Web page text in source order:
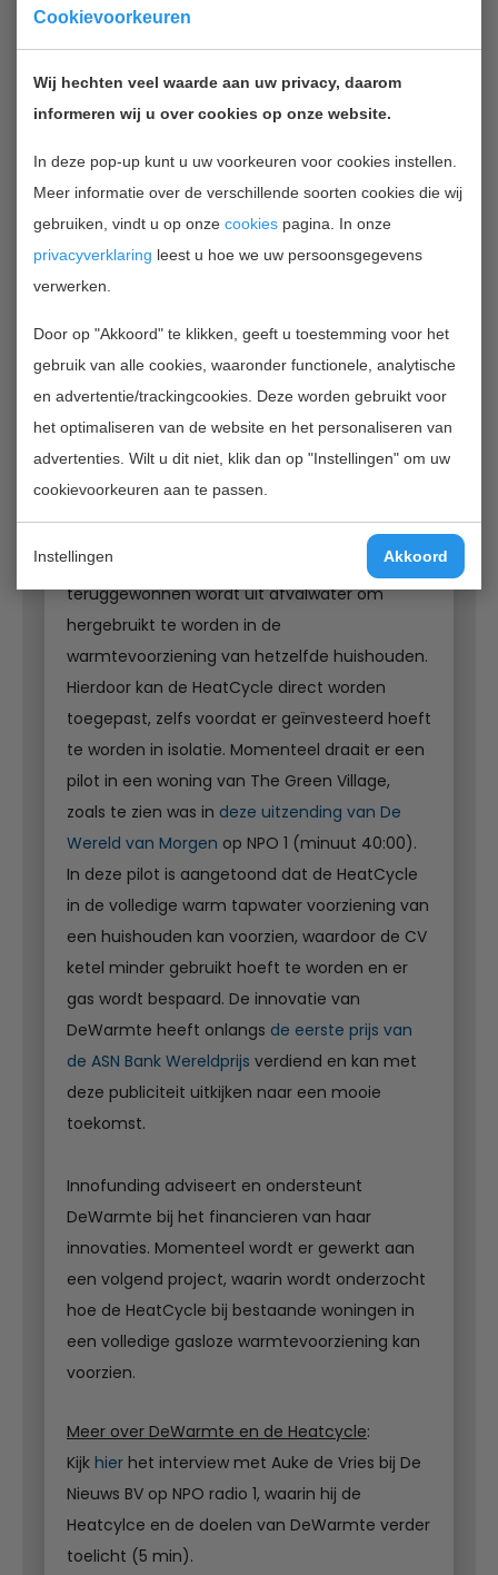
Cookievoorkeuren
Wij hechten veel waarde aan uw privacy, daarom
informeren wij u over cookies op onze website.
In deze pop-up kunt u uw voorkeuren voor cookies instellen.
Meer informatie over de verschillende soorten cookies die wij
gebruiken, vindt u op onze cookies pagina. In onze
privacyverklaring leest u hoe we uw persoonsgegevens
verwerken.
Door op "Akkoord" te klikken, geeft u toestemming voor het
gebruik van alle cookies, waaronder functionele, analytische
en advertentie/trackingcookies. Deze worden gebruikt voor
het optimaliseren van de website en het personaliseren van
advertenties. Wilt u dit niet, klik dan op "Instellingen" om uw
cookievoorkeuren aan te passen.
Instellingen Akkoord
Foto: Oprichters Auke de Vries en Sander
Wapperom bij het eerste HeatCycle prototype
in The Green Village (foto DeWarmte).
DeWarmtekomt met een betaalbaar
alternatief voor een duurzame
warmtevoorziening in de gebouwde
omgeving. Al het gebruikte warme water
eindigt normaliter in het riool. Dat is zonde
aangezien hiermee ook veel energie verloren
ontwikkeld, waarmee warmte efficiënt
teruggewonnen wordt uit afvalwater om
hergebruikt te worden in de
warmtevoorziening van hetzelfde huishouden.
Hierdoor kan de HeatCycle direct worden
toegepast, zelfs voordat er geïnvesteerd hoeft
te worden in isolatie. Momenteel draait er een
pilot in een woning van The Green Village,
zoals te zien was in deze uitzending van De
Wereld van Morgen op NPO 1 (minuut 40:00).
In deze pilot is aangetoond dat de HeatCycle
in de volledige warm tapwater voorziening van
een huishouden kan voorzien, waardoor de CV
ketel minder gebruikt hoeft te worden en er
gas wordt bespaard. De innovatie van
DeWarmte heeft onlangs de eerste prijs van
de ASN Bank Wereldprijs verdiend en kan met
deze publiciteit uitkijken naar een mooie
toekomst.
Innofunding adviseert en ondersteunt
DeWarmte bij het financieren van haar
innovaties. Momenteel wordt er gewerkt aan
een volgend project, waarin wordt onderzocht
hoe de HeatCycle bij bestaande woningen in
een volledige gasloze warmtevoorziening kan
voorzien.
Meer over DeWarmte en de Heatcycle:
Kijk hier het interview met Auke de Vries bij De
Nieuws BV op NPO radio 1, waarin hij de
Heatcylce en de doelen van DeWarmte verder
toelicht (5 min).